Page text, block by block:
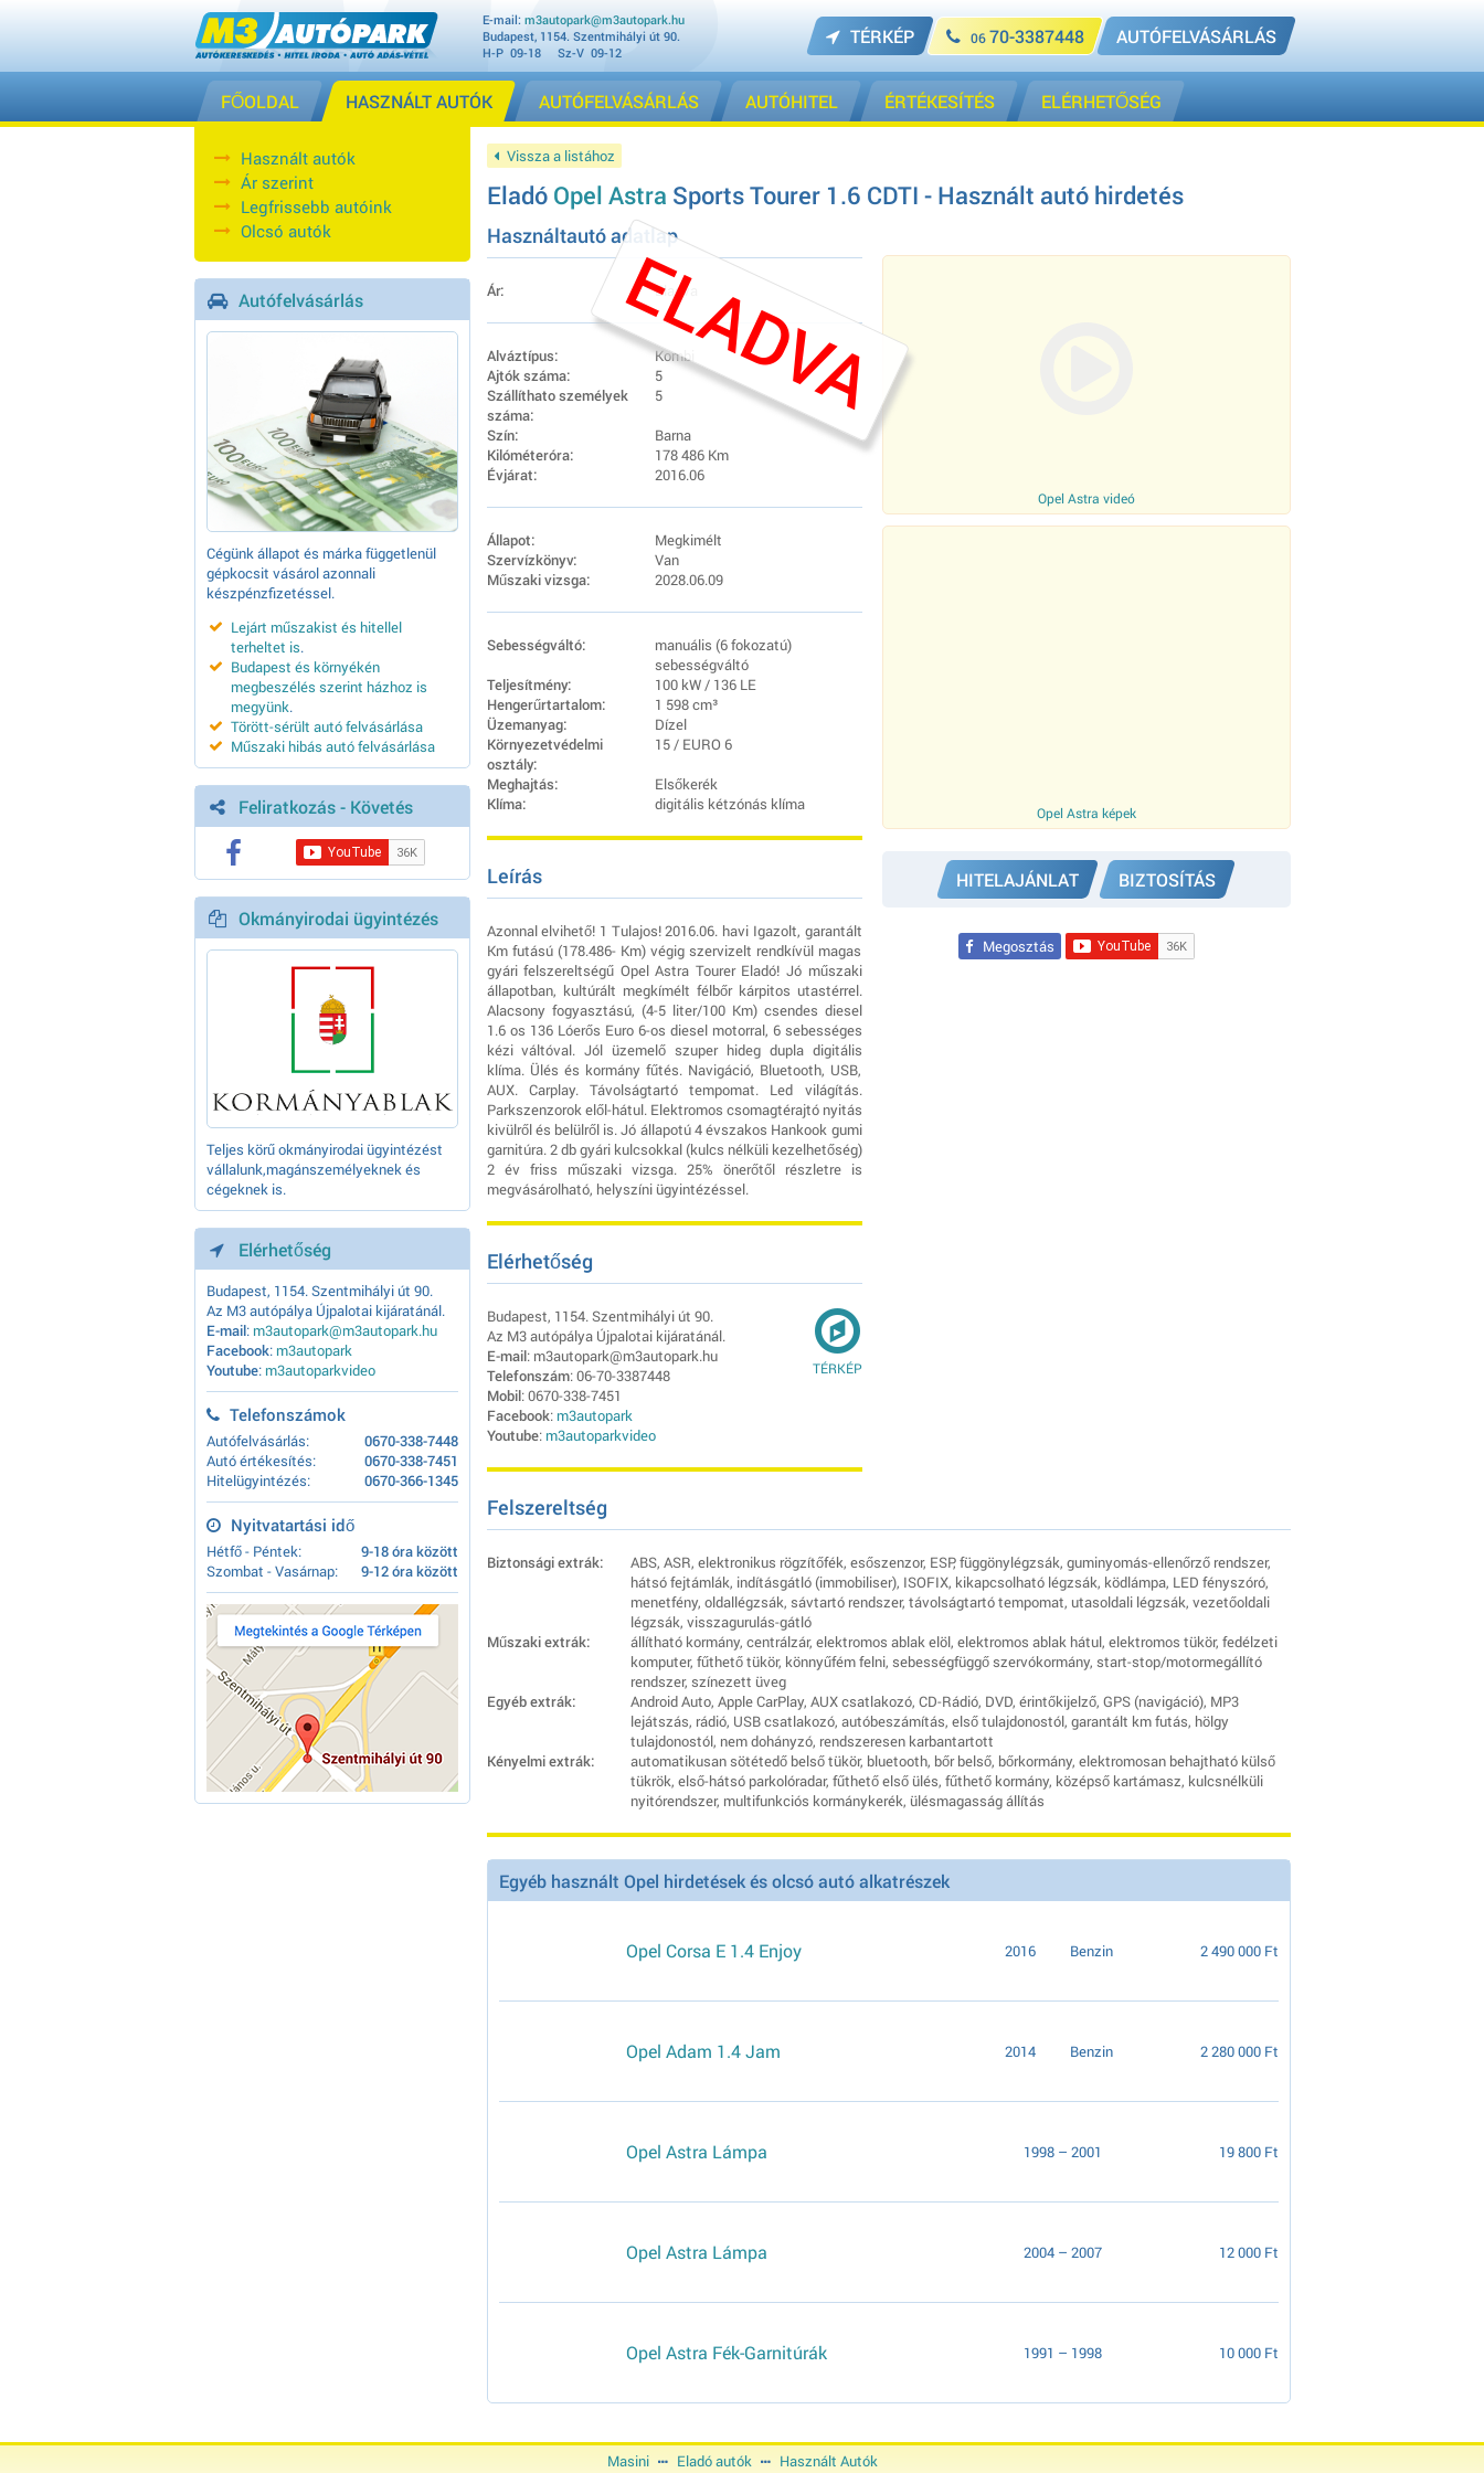
E-mail: m3autopark@m3autopark.hu
Budapest, 1154. Szentmihályi út 90.
H-P 09-18 Sz-V 09-12
TÉRKÉP 0670-3387448 AUTÓFELVÁSÁRLÁS
FŐOLDAL HASZNÁLT AUTÓK AUTÓFELVÁSÁRLÁS AUTÓHITEL ÉRTÉKESÍTÉS ELÉRHETŐSÉG
Használt autók
Ár szerint
Legfrissebb autóink
Olcsó autók
Autófelvásárlás
Cégünk állapot és márka függetlenül
gépkocsit vásárol azonnali
készpénzfizetéssel.
Lejárt műszakist és hitellel
terheltet is.
Budapest és környékén
megbeszélés szerint házhoz is
megyünk.
Törött-sérült autó felvásárlása
Műszaki hibás autó felvásárlása
Feliratkozás - Követés
Okmányirodai ügyintézés
Teljes körű okmányirodai ügyintézést
vállalunk,magánszemélyeknek és
cégeknek is.
Elérhetőség
Budapest, 1154. Szentmihályi út 90.
Az M3 autópálya Újpalotai kijáratánál.
E-mail: m3autopark@m3autopark.hu
Facebook: m3autopark
Youtube: m3autoparkvideo
Telefonszámok
Autófelvásárlás:
0670-338-7448
Autó értékesítés:
0670-338-7451
Hitelügyintézés:
0670-366-1345
Nyitvatartási idő
Hétfő - Péntek:
9-18 óra között
Szombat - Vasárnap:
9-12 óra között
Vissza a listához
Eladó Opel Astra Sports Tourer 1.6 CDTI - Használt autó hirdetés
ELADVA
Használtautó adatlap
Ár: Eladva
Alváztípus:
Kombi
Ajtók száma:
5
Szállíthato személyek
száma:
5
Szín:
Barna
Kilóméteróra:
178 486 Km
Évjárat:
2016.06
Állapot:
Megkimélt
Szervízkönyv:
Van
Műszaki vizsga:
2028.06.09
Sebességváltó:
manuális (6 fokozatú)
sebességváltó
Teljesítmény:
100 kW / 136 LE
Hengerűrtartalom:
1 598 cm³
Üzemanyag:
Dízel
Környezetvédelmi
osztály:
15 / EURO 6
Meghajtás:
Elsőkerék
Klíma:
digitális kétzónás klíma
Leírás
Azonnal elvihető! 1 Tulajos! 2016.06. havi Igazolt, garantált
Km futású (178.486- Km) végig szervizelt rendkívül magas
gyári felszereltségű Opel Astra Tourer Eladó! Jó műszaki
állapotban, kultúrált megkímélt félbőr kárpitos utastérrel.
Alacsony fogyasztású, (4-5 liter/100 Km) csendes diesel
1.6 os 136 Lóerős Euro 6-os diesel motorral, 6 sebességes
kézi váltóval. Jól üzemelő szuper hideg dupla digitális
klíma. Ülés és kormány fűtés. Navigáció, Bluetooth, USB,
AUX. Carplay. Távolságtartó tempomat. Led világítás.
Parkszenzorok elől-hátul. Elektromos csomagtérajtó nyitás
kivülről és belülről is. Jó állapotú 4 évszakos Hankook gumi
garnitúra. 2 db gyári kulcsokkal (kulcs nélküli kezelhetőség)
2 év friss műszaki vizsga. 25% önerőtől részletre is
megvásárolható, helyszíni ügyintézéssel.
Elérhetőség
TÉRKÉP
Budapest, 1154. Szentmihályi út 90.
Az M3 autópálya Újpalotai kijáratánál.
E-mail: m3autopark@m3autopark.hu
Telefonszám: 06-70-3387448
Mobil: 0670-338-7451
Facebook: m3autopark
Youtube: m3autoparkvideo
Opel Astra videó
Opel Astra képek
HITELAJÁNLAT BIZTOSÍTÁS
Megosztás
Felszereltség
Biztonsági extrák:
ABS, ASR, elektronikus rögzítőfék, esőszenzor, ESP, függönylégzsák, guminyomás-ellenőrző rendszer,
hátsó fejtámlák, indításgátló (immobiliser), ISOFIX, kikapcsolható légzsák, ködlámpa, LED fényszóró,
menetfény, oldallégzsák, sávtartó rendszer, távolságtartó tempomat, utasoldali légzsák, vezetőoldali
légzsák, visszagurulás-gátló
Műszaki extrák:
állítható kormány, centrálzár, elektromos ablak elöl, elektromos ablak hátul, elektromos tükör, fedélzeti
komputer, fűthető tükör, könnyűfém felni, sebességfüggő szervókormány, start-stop/motormegállító
rendszer, színezett üveg
Egyéb extrák:
Android Auto, Apple CarPlay, AUX csatlakozó, CD-Rádió, DVD, érintőkijelző, GPS (navigáció), MP3
lejátszás, rádió, USB csatlakozó, autóbeszámítás, első tulajdonostól, garantált km futás, hölgy
tulajdonostól, nem dohányzó, rendszeresen karbantartott
Kényelmi extrák:
automatikusan sötétedő belső tükör, bluetooth, bőr belső, bőrkormány, elektromosan behajtható külső
tükrök, első-hátsó parkolóradar, fűthető első ülés, fűthető kormány, középső kartámasz, kulcsnélküli
nyitórendszer, multifunkciós kormánykerék, ülésmagasság állítás
Egyéb használt Opel hirdetések és olcsó autó alkatrészek
Opel Corsa E 1.4 Enjoy 2016 Benzin 2 490 000 Ft
Opel Adam 1.4 Jam 2014 Benzin 2 280 000 Ft
Opel Astra Lámpa 1998 – 2001 19 800 Ft
Opel Astra Lámpa 2004 – 2007 12 000 Ft
Opel Astra Fék-Garnitúrák 1991 – 1998 10 000 Ft
Masini Eladó autók
Használt Autók